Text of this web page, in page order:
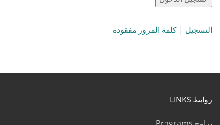
التسجيل | كلمة المرور مفقودة
روابط LINKS